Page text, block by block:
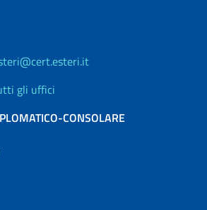
gli uffici
CONSOLARE
diplomatica